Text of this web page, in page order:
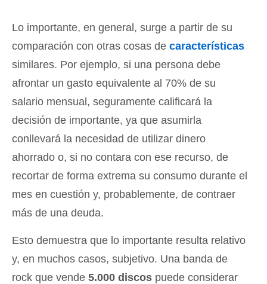
Lo importante, en general, surge a partir de su
comparación con otras cosas de características
similares. Por ejemplo, si una persona debe
afrontar un gasto equivalente al 70% de su
salario mensual, seguramente calificará la
decisión de importante, ya que asumirla
conllevará la necesidad de utilizar dinero
ahorrado o, si no contara con ese recurso, de
recortar de forma extrema su consumo durante el
mes en cuestión y, probablemente, de contraer
más de una deuda.
Esto demuestra que lo importante resulta relativo
y, en muchos casos, subjetivo. Una banda de
rock que vende 5.000 discos puede considerar